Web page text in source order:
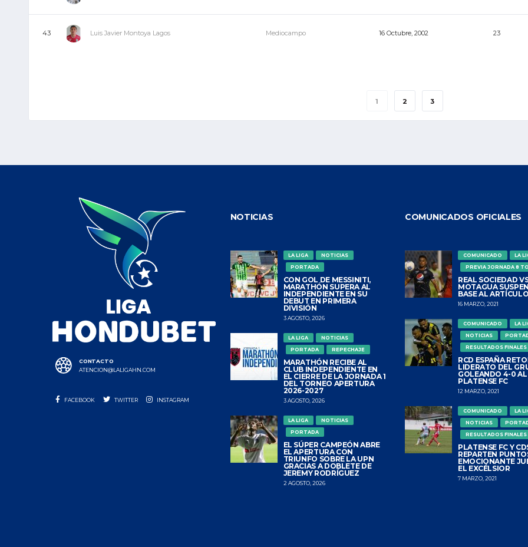
43 Luis Javier Montoya Lagos Mediocampo 16 Octubre, 2002 23
1 2 3
CONTACTO
ATENCION@LALIGAHN.COM
FACEBOOK TWITTER INSTAGRAM
NOTICIAS
LA LIGA
NOTICIAS
PORTADA
CON GOL DE MESSINITI,
MARATHÓN SUPERA AL
INDEPENDIENTE EN SU
DEBUT EN PRIMERA
DIVISIÓN
3 AGOSTO, 2026
LA LIGA
NOTICIAS
PORTADA
REPECHAJE
MARATHÓN RECIBE AL
CLUB INDEPENDIENTE EN
EL CIERRE DE LA JORNADA 1
DEL TORNEO APERTURA
2026-2027
3 AGOSTO, 2026
LA LIGA
NOTICIAS
PORTADA
EL SÚPER CAMPEÓN ABRE
EL APERTURA CON
TRIUNFO SOBRE LA UPN
GRACIAS A DOBLETE DE
JEREMY RODRÍGUEZ
2 AGOSTO, 2026
COMUNICADOS OFICIALES
COMUNICADO
LA
PREVIA JORNADA 8
REAL SOCIEDAD
MOTAGUA
BASE AL
16 MARZO, 2021
COMUNICADO
LA
NOTICIAS
RESULTADOS
RCD ESPAÑA
LIDERATO DEL
GOLEANDO 4-0 AL
PLATENSE FC
12 MARZO, 2021
COMUNICADO
LA
NOTICIAS
RESULTADOS
PLATENSE FC Y
REPARTEN
EMOCIONANTE
EL EXCÉLSIOR
7 MARZO, 2021